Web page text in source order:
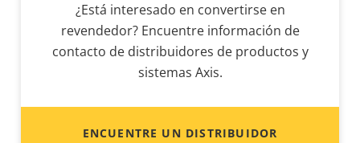
¿Está interesado en convertirse en
revendedor? Encuentre información de
contacto de distribuidores de productos y
sistemas Axis.
ENCUENTRE UN DISTRIBUIDOR